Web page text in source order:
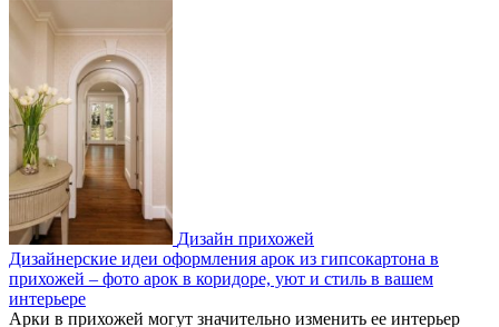
Дизайн прихожей
Дизайнерские идеи оформления арок из гипсокартона в
прихожей – фото арок в коридоре, уют и стиль в вашем
интерьере
Арки в прихожей могут значительно изменить ее интерьер